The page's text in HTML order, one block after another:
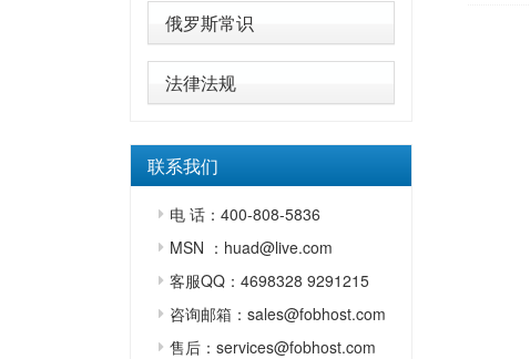
俄罗斯常识
法律法规
联系我们
电 话：400-808-5836
MSN ：huad@live.com
客服QQ：4698328 9291215
咨询邮箱：sales@fobhost.com
售后：services@fobhost.com